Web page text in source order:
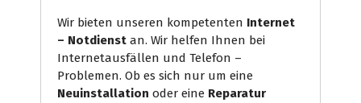
Wir bieten unseren kompetenten Internet
– Notdienst an. Wir helfen Ihnen bei
Internetausfällen und Telefon –
Problemen. Ob es sich nur um eine
Neuinstallation oder eine Reparatur